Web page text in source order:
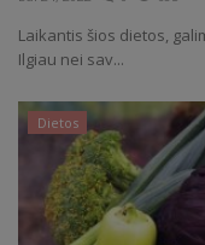
Receptai
Laikantis šios dietos,
Ilgiau nei sav...
Dietos